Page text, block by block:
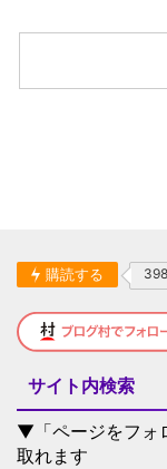
購読する 398
サイト内検索
▼「ページをフォ
取れます